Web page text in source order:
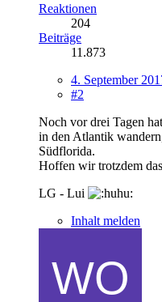
Reaktionen
204
Beiträge
11.873
4. September
#2
Noch vor drei Tagen
in den Atlantik
Südflorida.
Hoffen wir trotzdem
LG - Lui
Inhalt melden